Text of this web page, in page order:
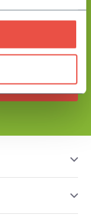
per mail